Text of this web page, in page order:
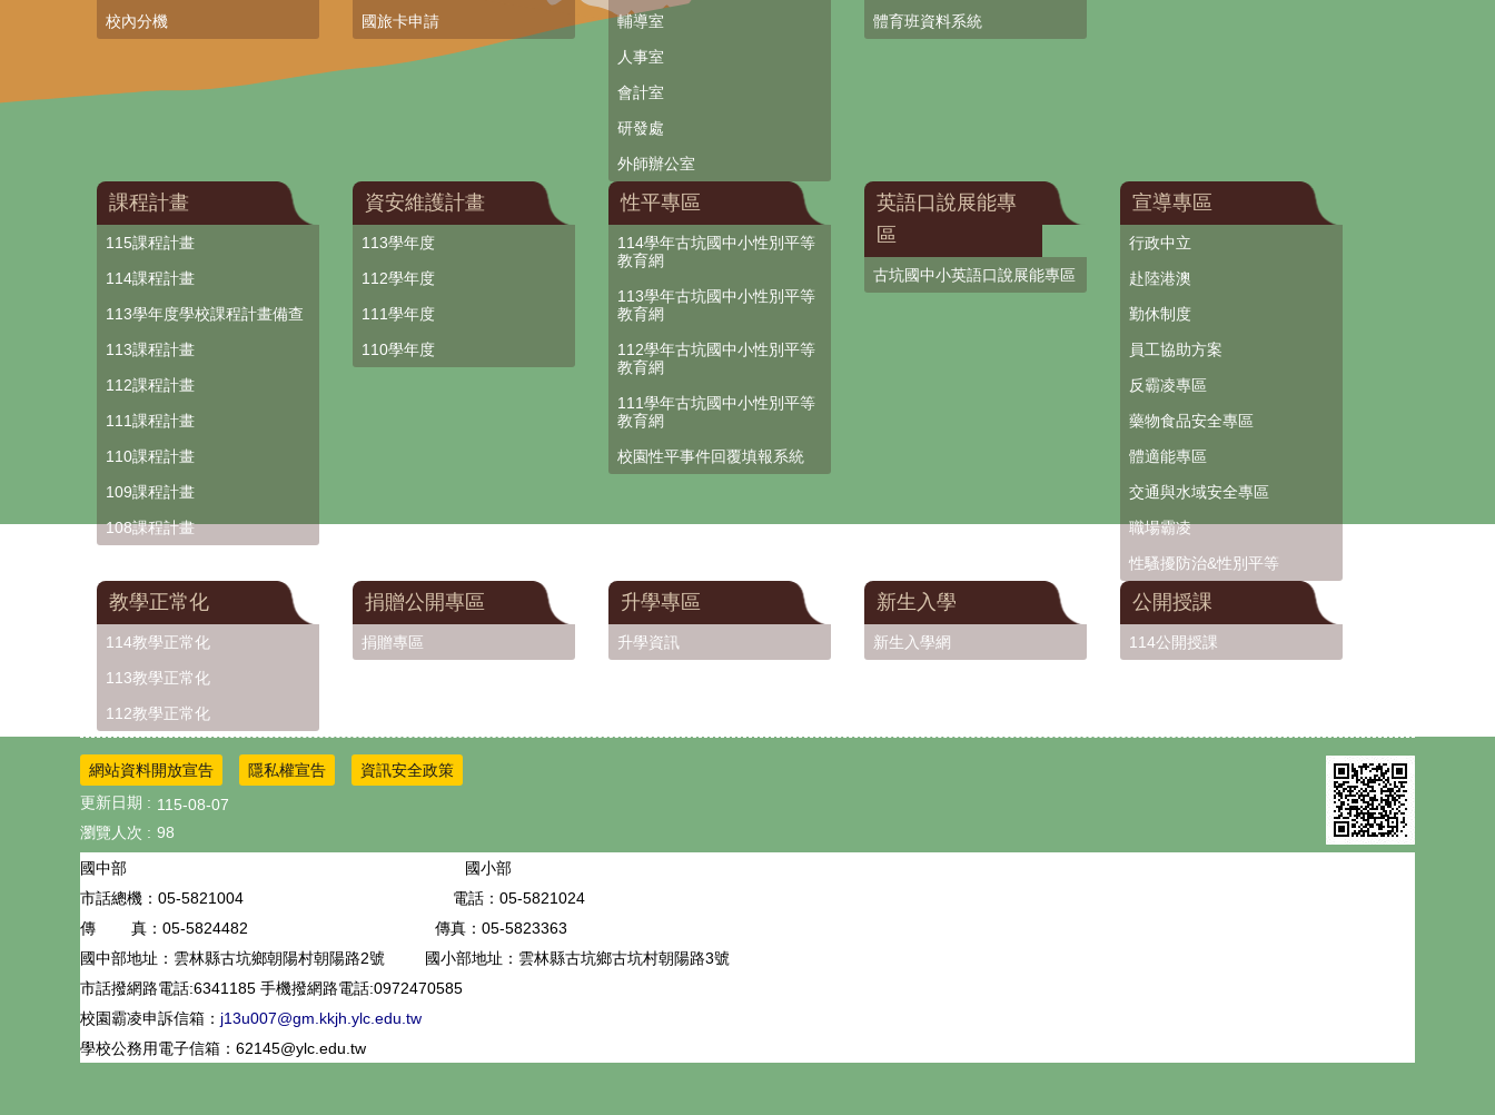
校內分機
國旅卡申請
輔導室
人事室
會計室
研發處
外師辦公室
體育班資料系統
課程計畫
115課程計畫
114課程計畫
113學年度學校課程計畫備查
113課程計畫
112課程計畫
111課程計畫
110課程計畫
109課程計畫
108課程計畫
資安維護計畫
113學年度
112學年度
111學年度
110學年度
性平專區
114學年古坑國中小性別平等
教育網
113學年古坑國中小性別平等
教育網
112學年古坑國中小性別平等
教育網
111學年古坑國中小性別平等
教育網
校園性平事件回覆填報系統
英語口說展能專
區
古坑國中小英語口說展能專區
宣導專區
行政中立
赴陸港澳
勤休制度
員工協助方案
反霸凌專區
藥物食品安全專區
體適能專區
交通與水域安全專區
職場霸凌
性騷擾防治&性別平等
教學正常化
114教學正常化
113教學正常化
112教學正常化
捐贈公開專區
捐贈專區
升學專區
升學資訊
新生入學
新生入學網
公開授課
114公開授課
網站資料開放宣告 隱私權宣告
資訊安全政策
更新日期
115-08-07
瀏覽人次
98
國中部 國小部
市話總機： 05-5821004 電話：05-5821024
傳 真： 05-5824482
傳真：05-5823363
國中部地址：雲林縣古坑鄉朝陽村朝陽路2號
國小部地址：雲林縣古坑鄉古坑村朝陽路3號
市話撥網路電話:6341185 手機撥網路電話:0972470585
校園霸凌申訴信箱： j13u007@gm.kkjh.ylc.edu.tw
學校公務用電子信箱：62145@ylc.edu.tw